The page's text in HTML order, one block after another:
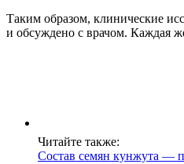
Таким образом, клинические
и обсуждено с врачом. Каждая
Читайте также:
Состав семян кунжута —